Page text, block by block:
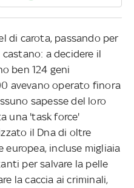
di carota, passando per
a decidere il
ben 124 geni
avevano operato finora
sapesse del loro
una 'task force'
il Dna di oltre
incluse migliaia
per salvare la pelle
la caccia ai criminali,